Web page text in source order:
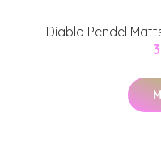
Diablo Pendel